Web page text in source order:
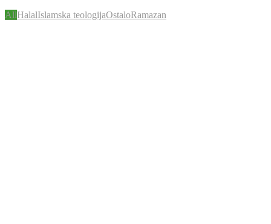
AllHalalIslamska teologijaOstaloRamazan